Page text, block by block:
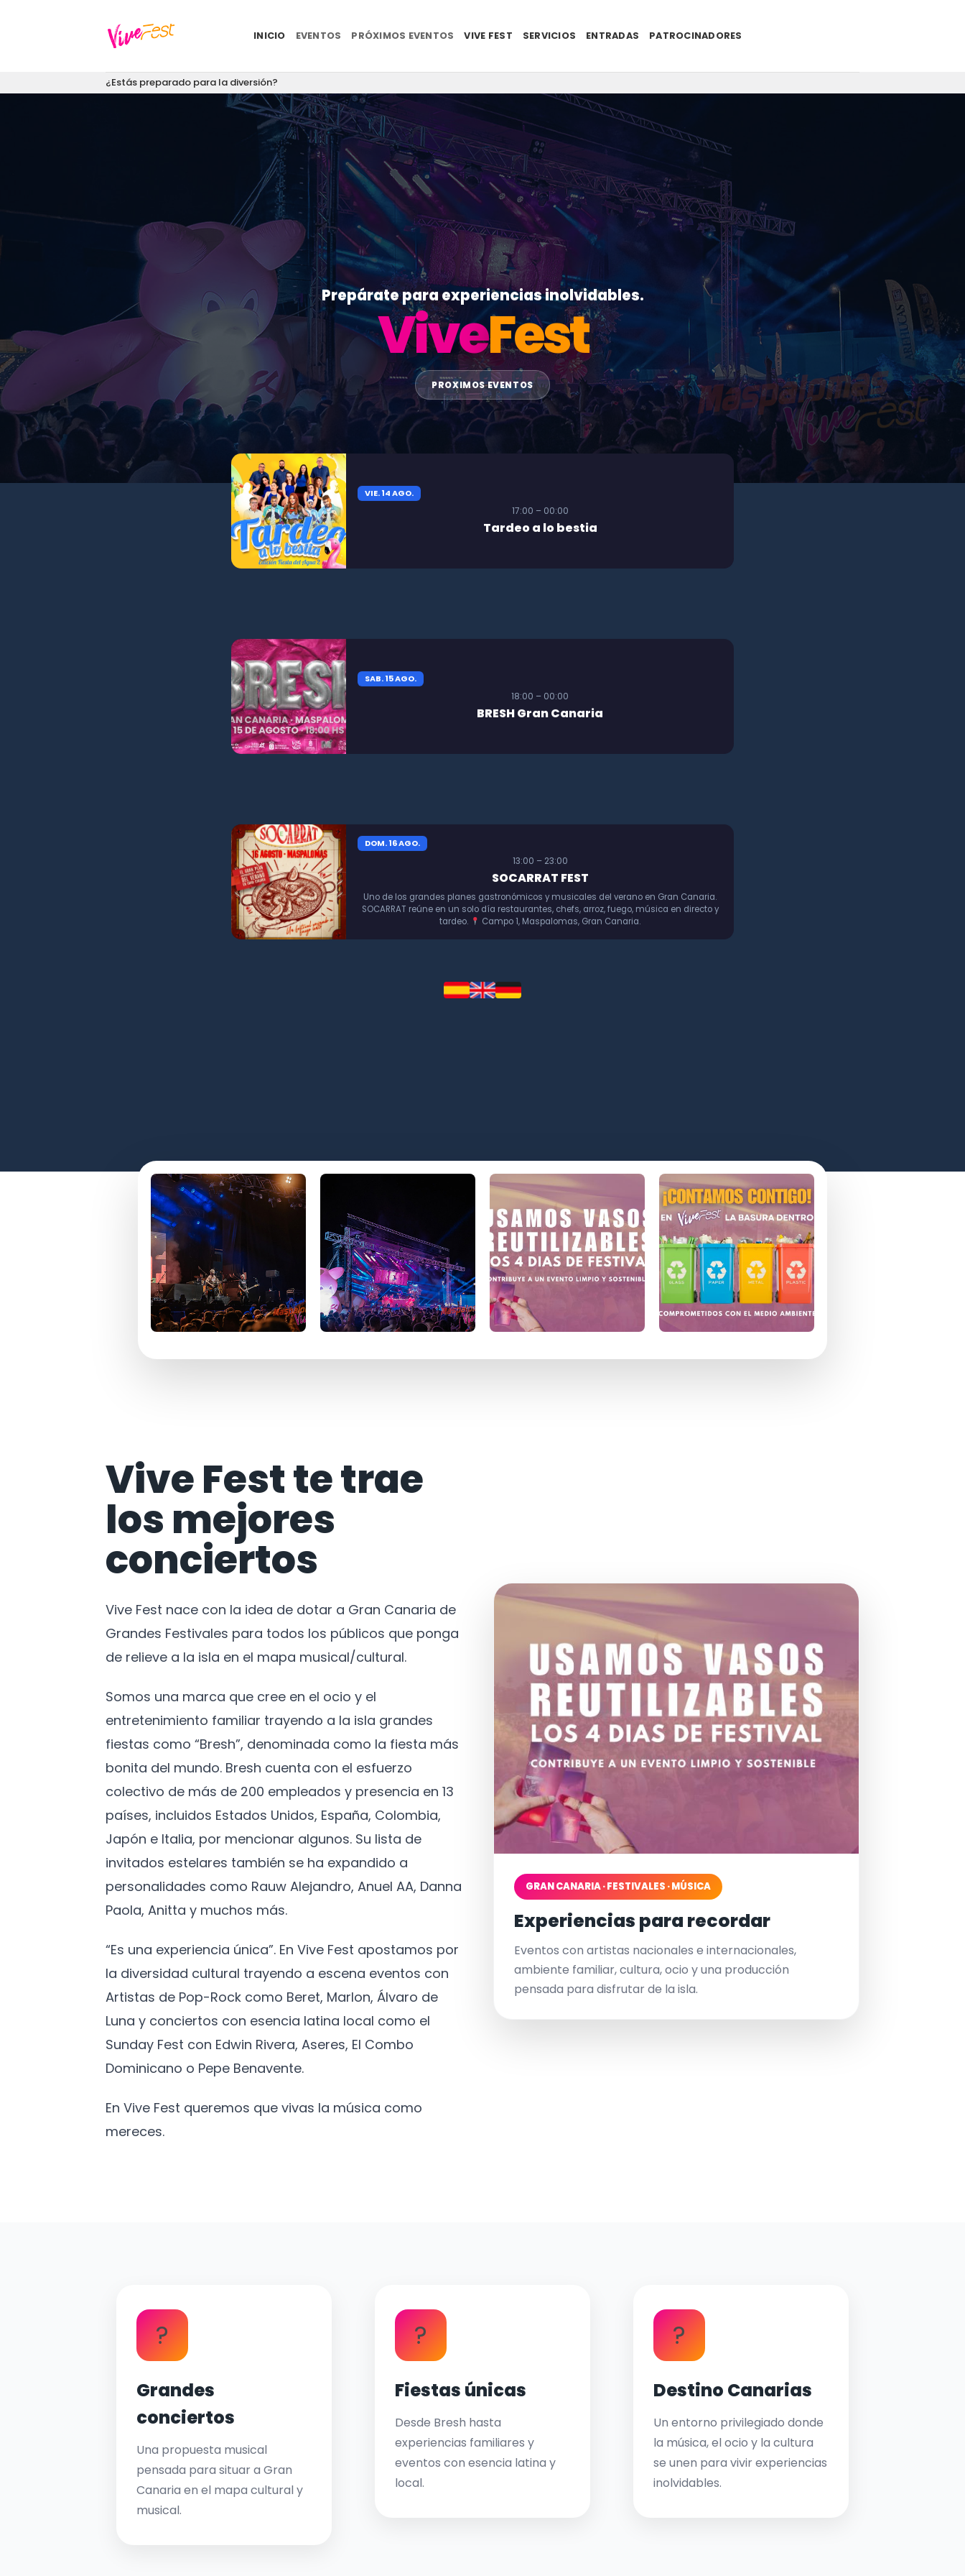
INICIO EVENTOS PRÓXIMOS EVENTOS VIVE FEST SERVICIOS ENTRADAS PATROCINADORES
¿Estás preparado para la diversión?
Prepárate para experiencias inolvidables.
ViveFest
PROXIMOS EVENTOS
VIE. 14 AGO.
17:00 – 00:00
Tardeo a lo bestia
SAB. 15 AGO.
18:00 – 00:00
BRESH Gran Canaria
DOM. 16 AGO.
13:00 – 23:00
SOCARRAT FEST
Uno de los grandes planes gastronómicos y musicales del verano en Gran Canaria.
SOCARRAT reúne en un solo día restaurantes, chefs, arroz, fuego, música en directo y
tardeo.
Campo 1, Maspalomas, Gran Canaria.
Vive Fest te trae
los mejores
conciertos
Vive Fest nace con la idea de dotar a Gran Canaria de
Grandes Festivales para todos los públicos que ponga
de relieve a la isla en el mapa musical/cultural.
Somos una marca que cree en el ocio y el
entretenimiento familiar trayendo a la isla grandes
fiestas como “Bresh”, denominada como la fiesta más
bonita del mundo. Bresh cuenta con el esfuerzo
colectivo de más de 200 empleados y presencia en 13
países, incluidos Estados Unidos, España, Colombia,
Japón e Italia, por mencionar algunos. Su lista de
invitados estelares también se ha expandido a
personalidades como Rauw Alejandro, Anuel AA, Danna
Paola, Anitta y muchos más.
“Es una experiencia única”. En Vive Fest apostamos por
la diversidad cultural trayendo a escena eventos con
Artistas de Pop-Rock como Beret, Marlon, Álvaro de
Luna y conciertos con esencia latina local como el
Sunday Fest con Edwin Rivera, Aseres, El Combo
Dominicano o Pepe Benavente.
En Vive Fest queremos que vivas la música como
mereces.
GRAN CANARIA · FESTIVALES · MÚSICA
Experiencias para recordar
Eventos con artistas nacionales e internacionales,
ambiente familiar, cultura, ocio y una producción
pensada para disfrutar de la isla.
?
Grandes
conciertos
Una propuesta musical
pensada para situar a Gran
Canaria en el mapa cultural y
musical.
?
Fiestas únicas
Desde Bresh hasta
experiencias familiares y
eventos con esencia latina y
local.
?
Destino Canarias
Un entorno privilegiado donde
la música, el ocio y la cultura
se unen para vivir experiencias
inolvidables.